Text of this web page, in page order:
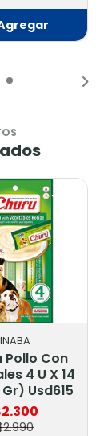
INABA
Pollo Con
4 U X 14
Usd615